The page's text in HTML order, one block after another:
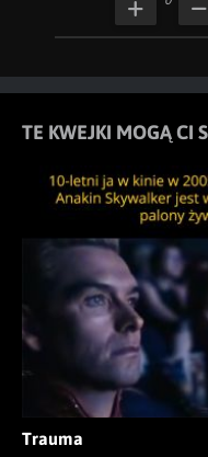
TE KWEJKI MOGĄ CI
Trauma